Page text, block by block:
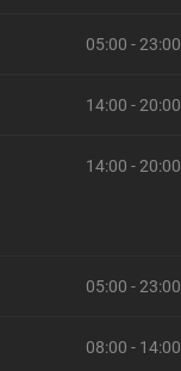
05:00 - 23:00
14:00 - 20:00
14:00 - 20:00
05:00 - 23:00
08:00 - 14:00